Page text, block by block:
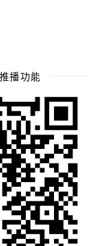
播功能